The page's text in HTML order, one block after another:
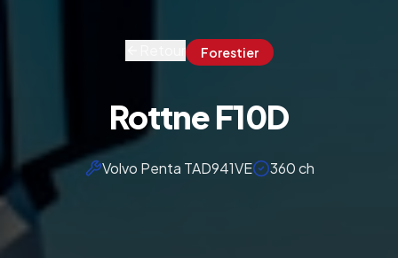
Forestier
Rottne F10D
Volvo Penta TAD941VE 360 ch